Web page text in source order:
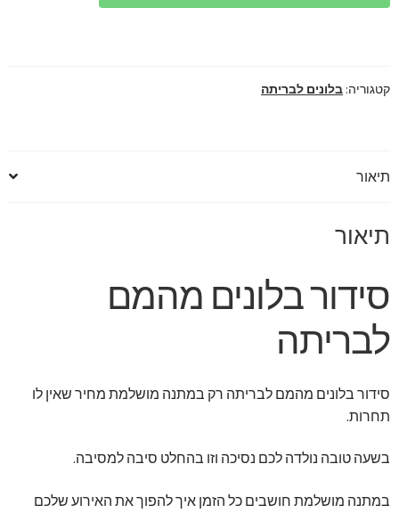
מהמם
קטגוריה: בלונים לבריתה
תיאור
תיאור
סידור בלונים מהמם
לבריתה
סידור בלונים מהמם לבריתה רק במתנה מושלמת מחיר שאין לו
תחרות.
בשעה טובה נולדה לכם נסיכה וזו בהחלט סיבה למסיבה.
במתנה מושלמת חושבים כל הזמן איך להפוך את האירוע שלכם